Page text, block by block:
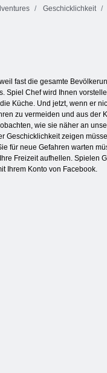
Geschicklichkeit
fast die gesamte
Chef wird Ihnen
Küche. Und jetzt, wenn er
zu vermeiden und aus der
wie sie näher an
zeigen
für neue Gefahren warten
Freizeit aufhellen. Spielen
Ihrem Konto von Facebook.